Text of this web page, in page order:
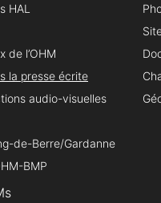
HAL
de l’OHM
la presse écrite
audio-visuelles
de-Berre/Gardanne
BMP